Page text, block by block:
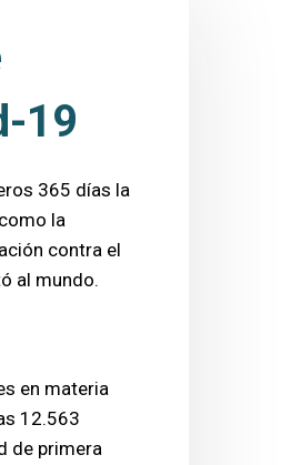
19​​
365 días la
la
contra el
al mundo.
en materia
12.563
de primera